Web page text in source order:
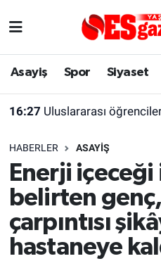
Asayiş Spor Siyaset
16:27 Uluslararası öğrenciler
HABERLER ASAYIŞ
Enerji
belirten
çarpıntısı
hastaneye
Asayiş
Gündem
Türkiye
Dünya
Yaşam
Eskişehirspor Arşivi
Eskişehir Arşivi
Röportaj
Eskişehir Nöbetçi
Süper Lig Puan
Tüm Manşetler
Son Dakika Haberleri